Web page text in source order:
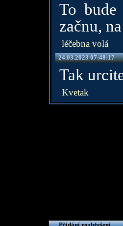
To
začnu,
léčebna volá
24.03.2023 07:48:17
Tak
Kvetak